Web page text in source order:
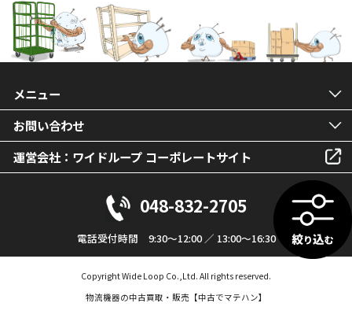
メニュー
お問い合わせ
運営会社：ワイドループ コーポレートサイト
048-832-2705
電話受付時間 9:30～12:00 ／ 13:00～16:30
Copyright Wide Loop Co.,Ltd. All rights reserved.
物流機器の中古買取・販売【中古でマテハン】